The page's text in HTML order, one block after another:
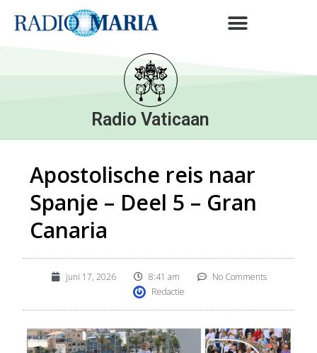
Radio Vaticaan
Apostolische reis naar
Spanje – Deel 5 – Gran
Canaria
juni 17, 2026 8:41 am
No Comments
Redactie